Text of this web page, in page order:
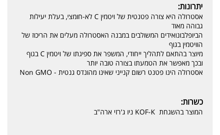
יתרונות:
אסטרולה היא צורה פטנטית של ויטמין C לא-חומצי, בעלת יעילות
גבוהה מאוד
הביופלבונואידים המשולבים במבנה האסטרולה מעלים את הריכוז של
הוויטמין בגוף
מיוצר בהתאם לתהליך ייחודי, המשפר את ספיגתו של ויטמין C בגוף
ובכך מאפשר את הטמעתו בצורה טובה יותר
אסטרולה הינו פטנט רשום קנייני שאינו מהונדס גנטית - Non GMO
כשרות:
המוצר בהשגחת KOF-K ניו ג'רזי ארה"ב